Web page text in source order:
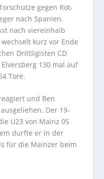
gegen Rot-
nach Spanien.
nach viereinhalb
kurz vor Ende
Drittligisten CD
130 mal auf
Tore.
und Ben
Der 19-
U23 von Mainz 05
durfte er in der
für die Mainzer beim